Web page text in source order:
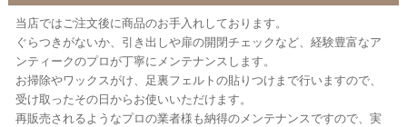
当店ではご注文後に商品のお手入れしております。
ぐらつきがないか、引き出しや扉の開閉チェックなど、経験豊富なア
ンティークのプロが丁寧にメンテナンスします。
お掃除やワックスがけ、足裏フェルトの貼りつけまで行いますので、
受け取ったその日からお使いいただけます。
再販売されるようなプロの業者様も納得のメンテナンスですので、実